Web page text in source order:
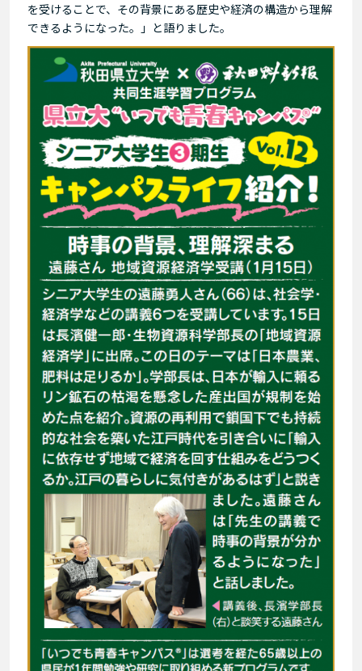
を受けることで、その背景にある歴史や経済の構造から理解
できるようになった。」と語りました。